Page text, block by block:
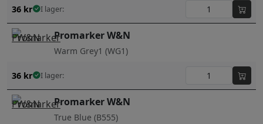
36 kr I lager:
Promarker W&N
Warm Grey1 (WG1)
36 kr I lager:
Promarker W&N
True Blue (B555)